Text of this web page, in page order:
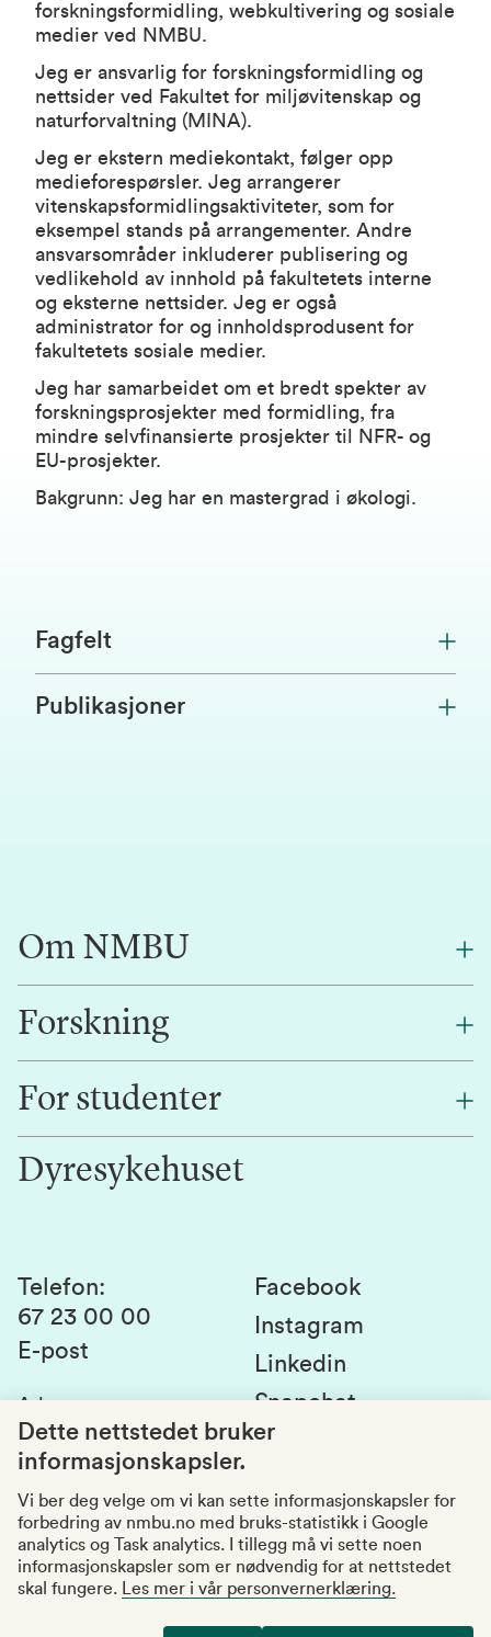
forskningsformidling, webkultivering og sosiale
medier ved NMBU.
Jeg er ansvarlig for forskningsformidling og
nettsider ved Fakultet for miljøvitenskap og
naturforvaltning (MINA).
Jeg er ekstern mediekontakt, følger opp
medieforespørsler. Jeg arrangerer
vitenskapsformidlingsaktiviteter, som for
eksempel stands på arrangementer. Andre
ansvarsområder inkluderer publisering og
vedlikehold av innhold på fakultetets interne
og eksterne nettsider. Jeg er også
administrator for og innholdsprodusent for
fakultetets sosiale medier.
Jeg har samarbeidet om et bredt spekter av
forskningsprosjekter med formidling, fra
mindre selvfinansierte prosjekter til NFR- og
EU-prosjekter.
Bakgrunn: Jeg har en mastergrad i økologi.
Fagfelt
Publikasjoner
Om NMBU
Om oss
Alumni
Kontakt oss
Forskning
Forskning
Innovasjon
For studenter
Studentlivet
Studier og emner
Studenttinget
Si fra om avvik
Kvalitet i utdanningen
Dyresykehuset
Telefon:
67 23 00 00
E-post
Adresse:
Postboks 5003
1432 Ås
Organisasjonsnummer
969159570
Besøksadresser
Facebook
Instagram
Linkedin
Snapchat
Tilgjengelighetserklæring
Personvernerklæring
Dette nettstedet bruker
informasjonskapsler.
Vi ber deg velge om vi kan sette informasjonskapsler for
forbedring av nmbu.no med bruks-statistikk i Google
analytics og Task analytics. I tillegg må vi sette noen
informasjonskapsler som er nødvendig for at nettstedet
skal fungere.
Les mer i vår personvernerklæring.